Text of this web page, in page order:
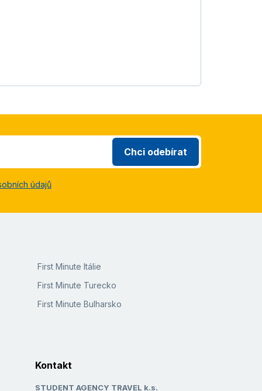
Chci odebírat
údajů
First Minute Itálie
First Minute Turecko
First Minute Bulharsko
Kontakt
STUDENT AGENCY TRAVEL k.s.